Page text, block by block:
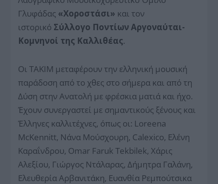
Γλυφάδας «Χοροστάσι» και τον
ιστορικό Σύλλογο Ποντίων Αργοναύται-
Κομνηνοί της Καλλιθέας.
Οι ΤΑΚΙΜ μεταφέρουν την ελληνική μουσική
παράδοση από το χθες στο σήμερα και από τη
Δύση στην Ανατολή με φρέσκια ματιά και ήχο.
Έχουν συνεργαστεί με σημαντικούς ξένους και
Έλληνες καλλιτέχνες, όπως οι: Loreena
McKennitt, Νάνα Μούσχουρη, Calexico, Ελένη
Καραΐνδρου, Omar Faruk Tekbilek, Χάρις
Αλεξίου, Γιώργος Ντάλαρας, Δήμητρα Γαλάνη,
Ελευθερία Αρβανιτάκη, Ευανθία Ρεμπούτσικα